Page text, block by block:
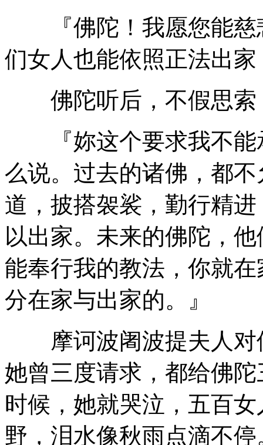
『佛陀！我愿您能慈
们女人也能依照正法出
佛陀听后，不假思索
『妳这个要求我不能
么说。过去的诸佛，都
道，披搭袈裟，勤行精
以出家。未来的佛陀，
能奉行我的教法，你就
分在家与出家的。』
摩诃波阇波提夫人对
她曾三度请求，都给佛
时候，她就哭泣，五百
野，泪水像秋雨点滴不停